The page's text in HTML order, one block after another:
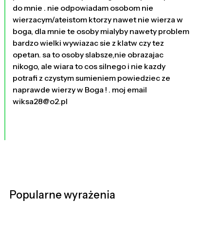
do mnie . nie odpowiadam osobom nie
wierzacym/ateistom ktorzy nawet nie wierza w
boga, dla mnie te osoby mialyby nawety problem
bardzo wielki wywiazac sie z klatw czy tez
opetan. sa to osoby slabsze,nie obrazajac
nikogo, ale wiara to cos silnego i nie kazdy
potrafi z czystym sumieniem powiedziec ze
naprawde wierzy w Boga ! . moj email
wiksa28@o2.pl
Popularne wyrażenia